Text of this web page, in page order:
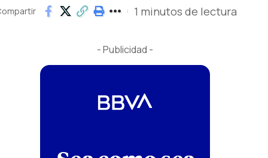
1 minutos de lectura
- Publicidad -